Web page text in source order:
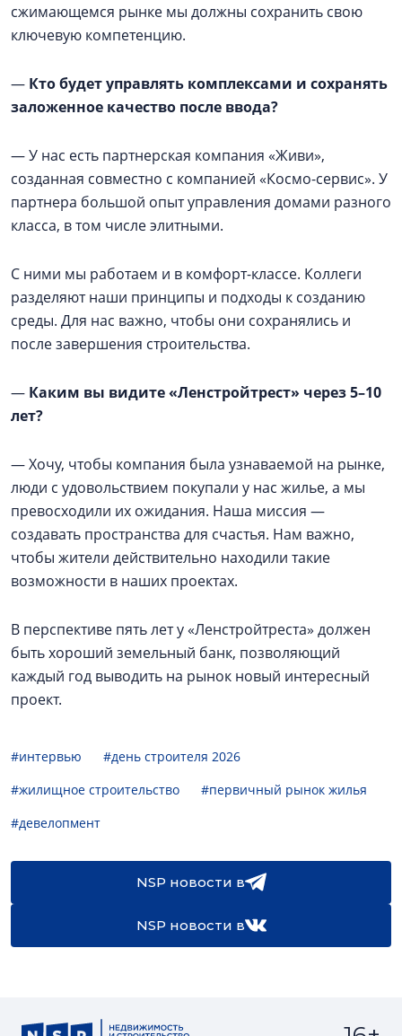
сжимающемся рынке мы должны сохранить свою
ключевую компетенцию.
— Кто будет управлять комплексами и сохранять
заложенное качество после ввода?
— У нас есть партнерская компания «Живи»,
созданная совместно с компанией «Космо-сервис». У
партнера большой опыт управления домами разного
класса, в том числе элитными.
С ними мы работаем и в комфорт-классе. Коллеги
разделяют наши принципы и подходы к созданию
среды. Для нас важно, чтобы они сохранялись и
после завершения строительства.
— Каким вы видите «Ленстройтрест» через 5–10
лет?
— Хочу, чтобы компания была узнаваемой на рынке,
люди с удовольствием покупали у нас жилье, а мы
превосходили их ожидания. Наша миссия —
создавать пространства для счастья. Нам важно,
чтобы жители действительно находили такие
возможности в наших проектах.
В перспективе пять лет у «Ленстройтреста» должен
быть хороший земельный банк, позволяющий
каждый год выводить на рынок новый интересный
проект.
#интервью
#день строителя 2026
#жилищное строительство
#первичный рынок жилья
#девелопмент
NSP новости в
NSP новости в